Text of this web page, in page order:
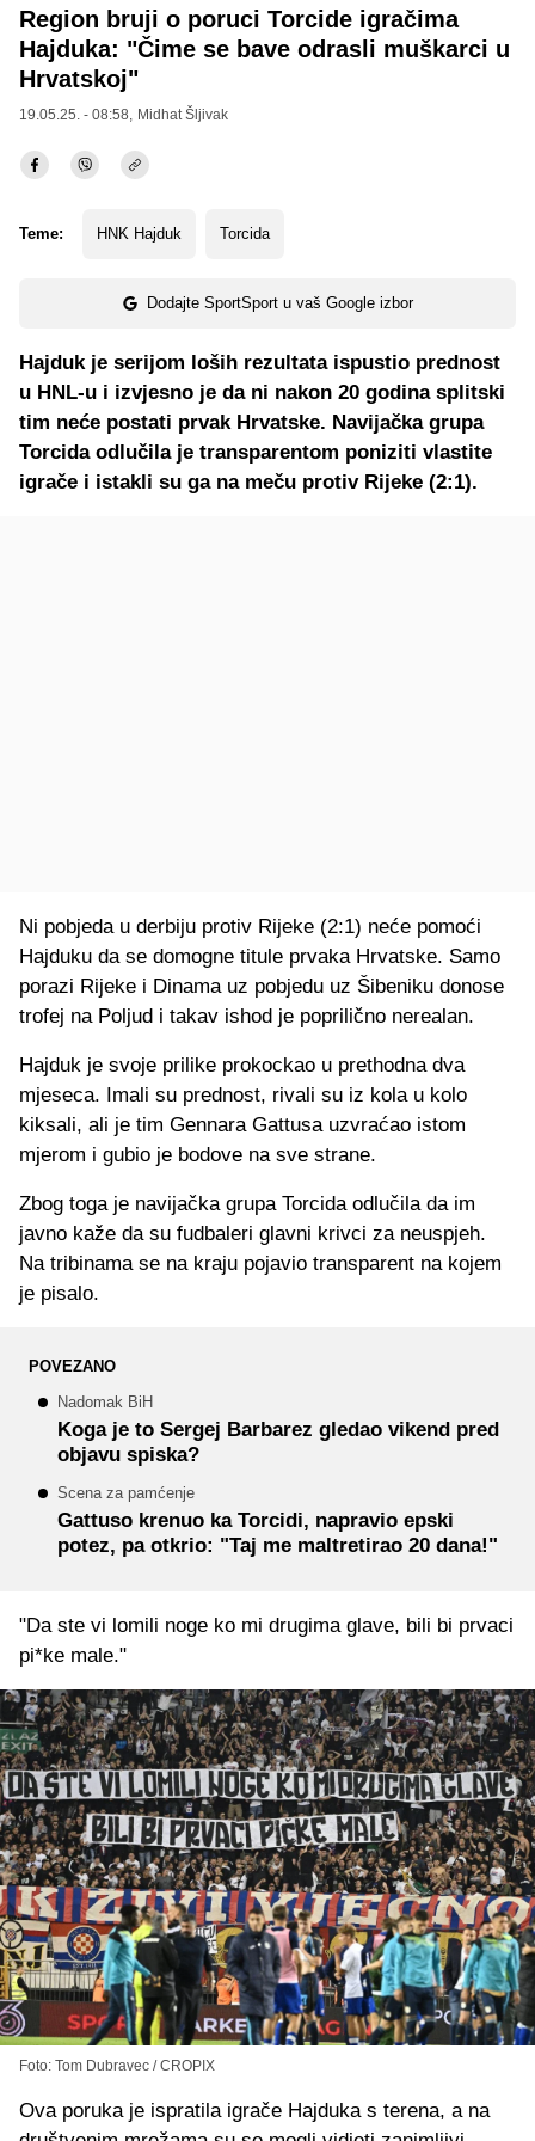
Region bruji o poruci Torcide igračima
Hajduka: "Čime se bave odrasli muškarci u
Hrvatskoj"
19.05.25. - 08:58, Midhat Šljivak
Teme: HNK Hajduk Torcida
Dodajte SportSport u vaš Google izbor
Hajduk je serijom loših rezultata ispustio prednost
u HNL-u i izvjesno je da ni nakon 20 godina splitski
tim neće postati prvak Hrvatske. Navijačka grupa
Torcida odlučila je transparentom poniziti vlastite
igrače i istakli su ga na meču protiv Rijeke (2:1).
Ni pobjeda u derbiju protiv Rijeke (2:1) neće pomoći
Hajduku da se domogne titule prvaka Hrvatske. Samo
porazi Rijeke i Dinama uz pobjedu uz Šibeniku donose
trofej na Poljud i takav ishod je poprilično nerealan.
Hajduk je svoje prilike prokockao u prethodna dva
mjeseca. Imali su prednost, rivali su iz kola u kolo
kiksali, ali je tim Gennara Gattusa uzvraćao istom
mjerom i gubio je bodove na sve strane.
Zbog toga je navijačka grupa Torcida odlučila da im
javno kaže da su fudbaleri glavni krivci za neuspjeh.
Na tribinama se na kraju pojavio transparent na kojem
je pisalo.
POVEZANO
Nadomak BiH
Koga je to Sergej Barbarez gledao vikend pred
objavu spiska?
Scena za pamćenje
Gattuso krenuo ka Torcidi, napravio epski
potez, pa otkrio: "Taj me maltretirao 20 dana!"
"Da ste vi lomili noge ko mi drugima glave, bili bi prvaci
pi*ke male."
Foto: Tom Dubravec / CROPIX
Ova poruka je ispratila igrače Hajduka s terena, a na